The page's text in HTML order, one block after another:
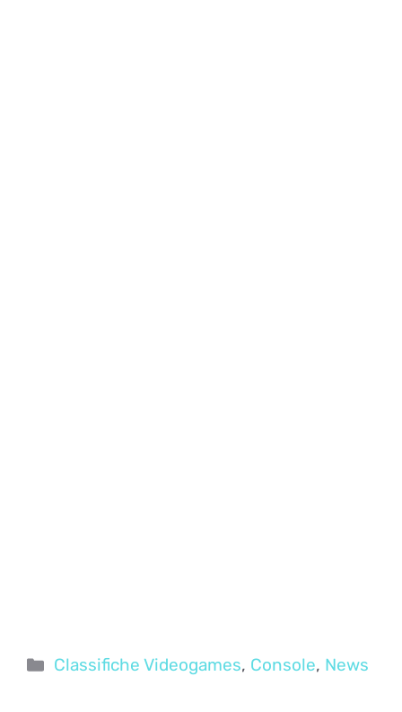
Categorie
Classifiche Videogames, Console, News